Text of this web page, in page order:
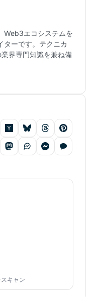
Web3エコシステムを
ターです。テクニカ
界専門知識を兼ね備
キャン